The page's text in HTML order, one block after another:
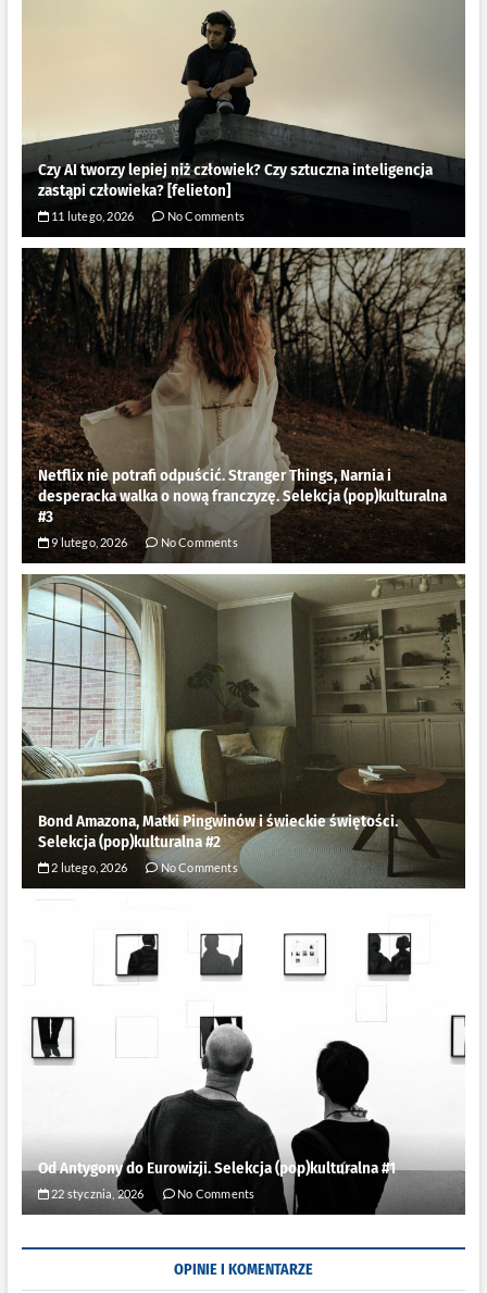
Czy AI tworzy lepiej niż człowiek? Czy sztuczna inteligencja
zastąpi człowieka? [felieton]
11 lutego, 2026 No Comments
Netflix nie potrafi odpuścić. Stranger Things, Narnia i
desperacka walka o nową franczyzę. Selekcja (pop)kulturalna
#3
9 lutego, 2026 No Comments
Bond Amazona, Matki Pingwinów i świeckie świętości.
Selekcja (pop)kulturalna #2
2 lutego, 2026 No Comments
Od Antygony do Eurowizji. Selekcja (pop)kulturalna #1
22 stycznia, 2026 No Comments
OPINIE I KOMENTARZE